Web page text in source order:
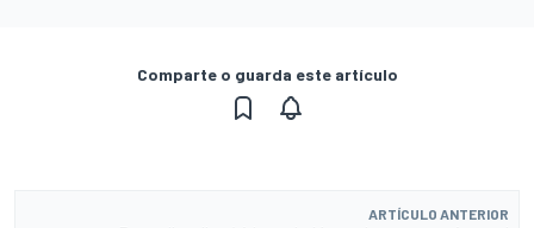
Comparte o guarda este artículo
ARTÍCULO ANTERIOR